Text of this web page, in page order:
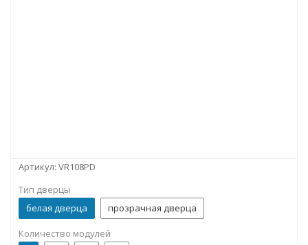
Артикул: VR108PD
Тип дверцы
белая дверца
прозрачная дверца
Количество модулей